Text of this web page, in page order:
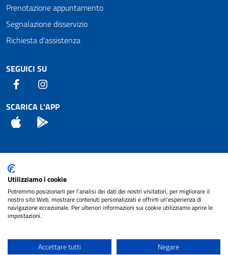
Prenotazione appuntamento
Segnalazione disservizio
Richiesta d'assistenza
SEGUICI SU
Facebook
SCARICA L'APP
App Store
Attuazione Misure PNRR
Piano di miglioramento del sito
Note legali
cura diNET SMART
Utilizziamo i cookie
Potremmo posizionarli per l'analisi dei dati dei nostri visitatori, per migliorare il
nostro sito Web, mostrare contenuti personalizzati e offrirti un'esperienza di
navigazione eccezionale. Per ulteriori informazioni sui cookie utilizziamo aprire le
impostazioni.
Accettare tutti Negare